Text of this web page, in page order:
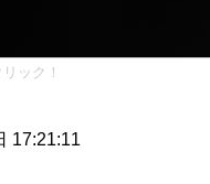
ック！
17:21:11